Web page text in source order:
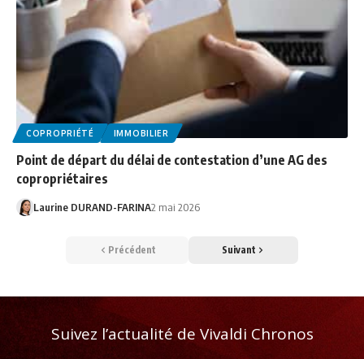
COPROPRIÉTÉ IMMOBILIER
Point de départ du délai de contestation d’une AG des
copropriétaires
Laurine DURAND-FARINA2 mai 2026
Précédent Suivant
Suivez l’actualité de Vivaldi Chronos